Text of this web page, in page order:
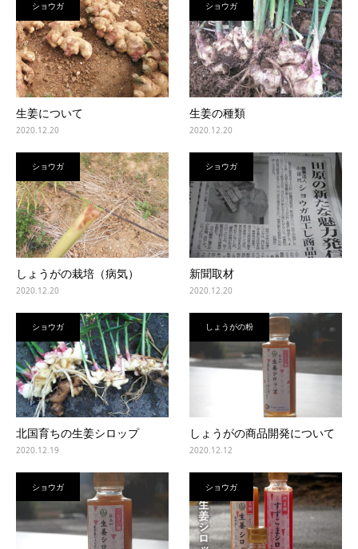
ショウガ
生姜について
2020.12.20
ショウガ
生姜の種類
2020.12.20
ショウガ
しょうがの栽培（病気）
2020.12.20
ショウガ
新聞取材
2020.12.20
ショウガ
北国育ちの生姜シロップ
2020.12.19
しょうがの粉
しょうがの商品開発について
2020.12.12
ショウガ ショウガ